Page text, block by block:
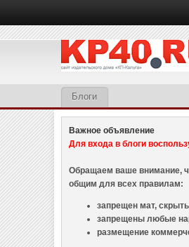
Блоги
Важное объявление
Для входа в блоги
Обращаем ваше внимание,
общим для всех правилам:
запрещен мат,
запрещены любые
размещение